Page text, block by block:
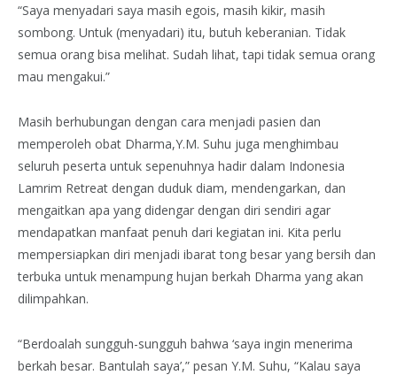
“Saya menyadari saya masih egois, masih kikir, masih
sombong. Untuk (menyadari) itu, butuh keberanian. Tidak
semua orang bisa melihat. Sudah lihat, tapi tidak semua orang
mau mengakui.”
Masih berhubungan dengan cara menjadi pasien dan
memperoleh obat Dharma,Y.M. Suhu juga menghimbau
seluruh peserta untuk sepenuhnya hadir dalam Indonesia
Lamrim Retreat dengan duduk diam, mendengarkan, dan
mengaitkan apa yang didengar dengan diri sendiri agar
mendapatkan manfaat penuh dari kegiatan ini. Kita perlu
mempersiapkan diri menjadi ibarat tong besar yang bersih dan
terbuka untuk menampung hujan berkah Dharma yang akan
dilimpahkan.
“Berdoalah sungguh-sungguh bahwa ‘saya ingin menerima
berkah besar. Bantulah saya’,” pesan Y.M. Suhu, “Kalau saya